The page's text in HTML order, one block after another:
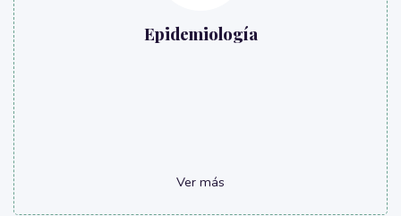
Epidemiología
Ver más